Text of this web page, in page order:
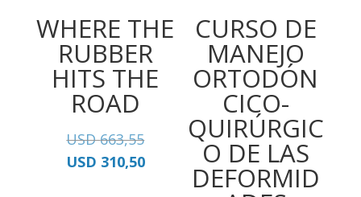
WHERE THE
RUBBER
HITS THE
ROAD
USD663,55El
precio
original
USD 310,50El
CURSO DE
MANEJO
ORTODÓN
CICO-
QUIRÚRGIC
O DE LAS
DEFORMID